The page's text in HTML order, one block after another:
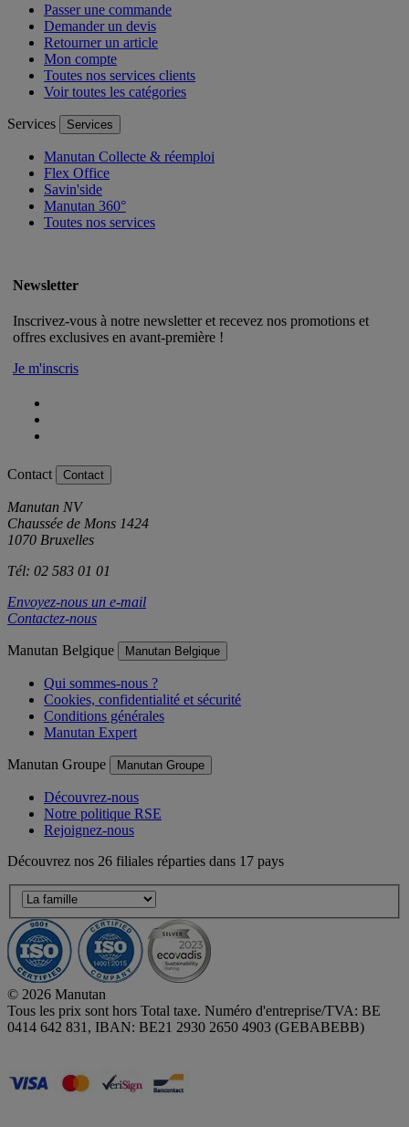
Passer une commande
Demander un devis
Retourner un article
Mon compte
Toutes nos services clients
Voir toutes les catégories
Services Services
Manutan Collecte & réemploi
Flex Office
Savin'side
Manutan 360°
Toutes nos services
Newsletter
Inscrivez-vous à notre newsletter et recevez nos promotions et
offres exclusives en avant-première !
Je m'inscris
Contact Contact
Manutan NV
Chaussée de Mons 1424
1070 Bruxelles
Tél: 02 583 01 01
Envoyez-nous un e-mail
Contactez-nous
Manutan Belgique Manutan Belgique
Qui sommes-nous ?
Cookies, confidentialité et sécurité
Conditions générales
Manutan Expert
Manutan Groupe Manutan Groupe
Découvrez-nous
Notre politique RSE
Rejoignez-nous
Découvrez nos 26 filiales réparties dans 17 pays
© 2026 Manutan
Tous les prix sont hors Total taxe. Numéro d'entreprise/TVA: BE
0414 642 831, IBAN: BE21 2930 2650 4903 (GEBABEBB)